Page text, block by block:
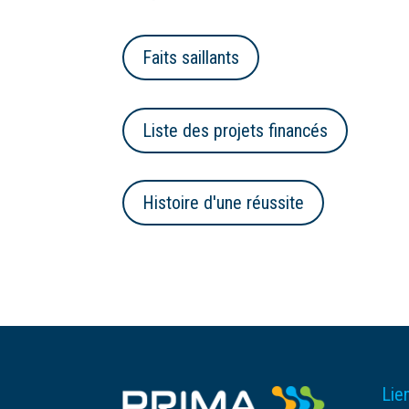
Faits saillants
Liste des projets financés
Histoire d'une réussite